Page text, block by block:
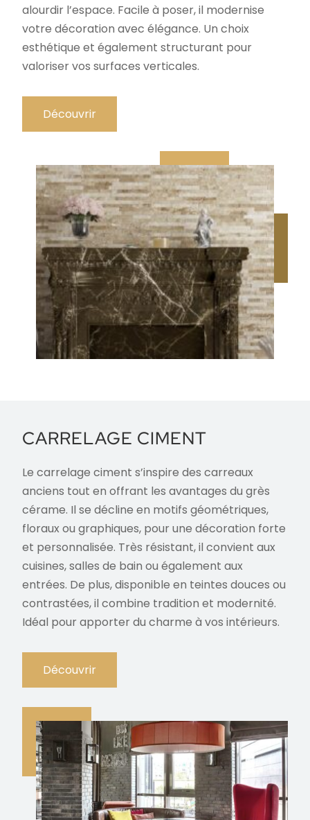
alourdir l’espace. Facile à poser, il modernise
votre décoration avec élégance. Un choix
esthétique et également structurant pour
valoriser vos surfaces verticales.
Découvrir
CARRELAGE CIMENT
Le carrelage ciment s’inspire des carreaux
anciens tout en offrant les avantages du grès
cérame. Il se décline en motifs géométriques,
floraux ou graphiques, pour une décoration forte
et personnalisée. Très résistant, il convient aux
cuisines, salles de bain ou également aux
entrées. De plus, disponible en teintes douces ou
contrastées, il combine tradition et modernité.
Idéal pour apporter du charme à vos intérieurs.
Découvrir